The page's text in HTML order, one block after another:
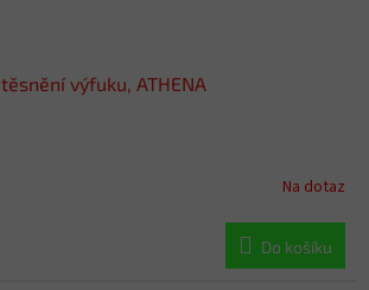
těsnění výfuku, ATHENA
Na dotaz
Do košíku